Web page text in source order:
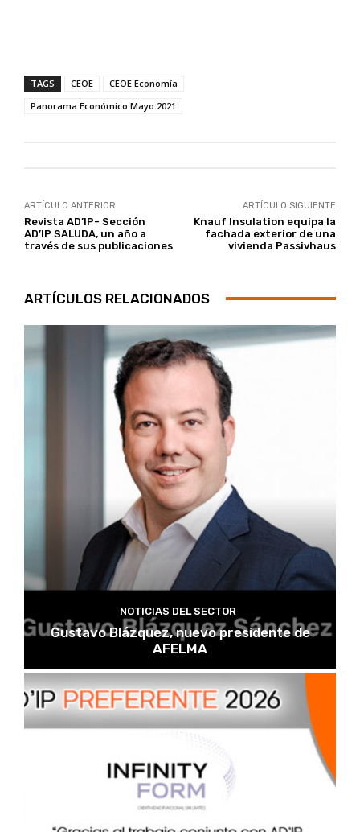
TAGS CEOE
CEOE Economía
Panorama Económico Mayo 2021
ARTÍCULO ANTERIOR
Revista AD’IP- Sección
AD’IP SALUDA, un año a
través de sus publicaciones
ARTÍCULO SIGUIENTE
Knauf Insulation equipa la
fachada exterior de una
vivienda Passivhaus
ARTÍCULOS RELACIONADOS
NOTICIAS DEL SECTOR
Gustavo Blázquez, nuevo presidente de
AFELMA